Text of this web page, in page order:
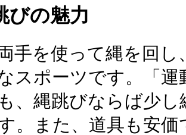
びの魅力
手を使って縄を回
スポーツです。「
、縄跳びならば少
。また、道具も安